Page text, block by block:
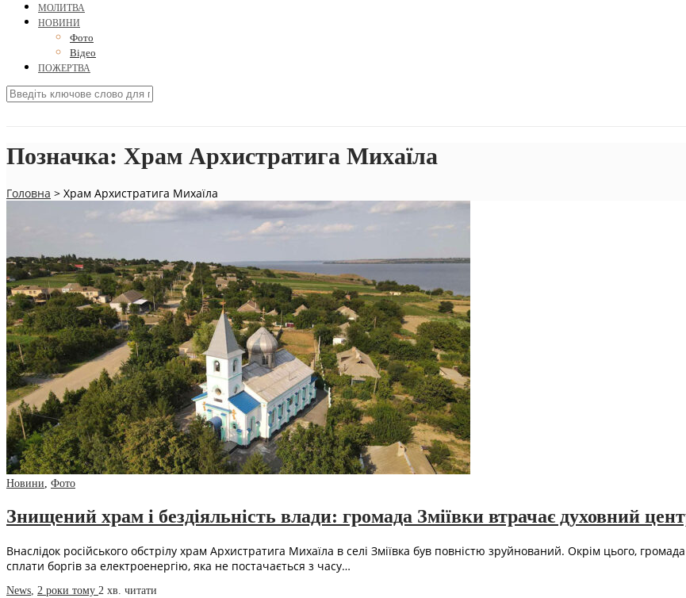
МОЛИТВА
НОВИНИ
Фото
Відео
ПОЖЕРТВА
Позначка: Храм Архистратига Михаїла
Головна > Храм Архистратига Михаїла
Новини, Фото
Знищений храм і бездіяльність влади: громада Зміївки втрачає духовний
Внаслідок російського обстрілу храм Архистратига Михаїла в селі Зміївка був повністю зруйнований. Окрім цього,
сплати боргів за електроенергію, яка не постачається з часу…
News, 2 роки тому 2 хв. читати